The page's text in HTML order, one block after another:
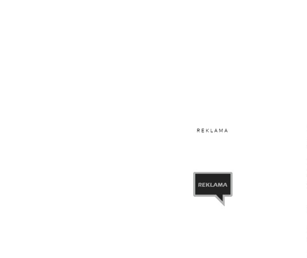
REKLAMA